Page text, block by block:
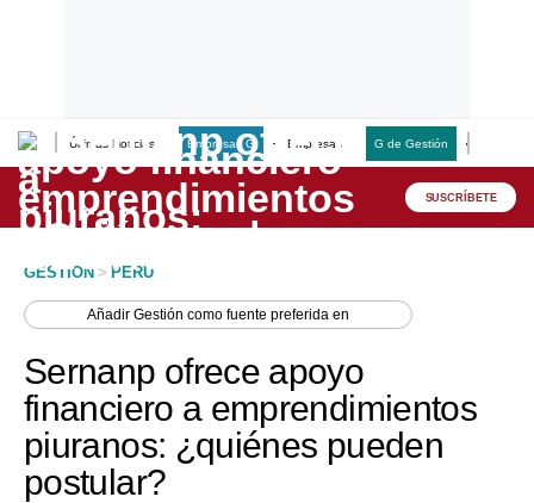
Últimas Noticias Empresas G Empresas G de Gestión
Lo último
Peru Quiosco
Economía
Mercados
Perú
SUSCRÍBETE
GESTION > PERU
AñadirGestión como fuente preferida en
Sernanp ofrece apoyo
financiero a emprendimientos
piuranos: ¿quiénes pueden
postular?